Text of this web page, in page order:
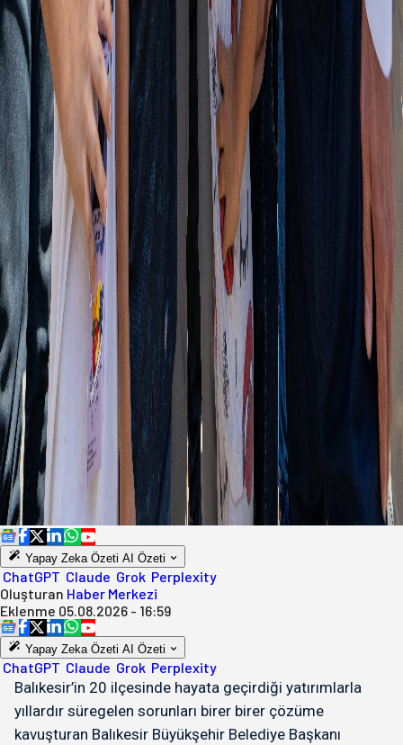
Yapay Zeka Özeti AI Özeti
ChatGPT Claude Grok Perplexity
Oluşturan Haber Merkezi
Eklenme 05.08.2026 - 16:59
Yapay Zeka Özeti AI Özeti
ChatGPT Claude Grok Perplexity
Balıkesir’in 20 ilçesinde hayata geçirdiği yatırımlarla
yıllardır süregelen sorunları birer birer çözüme
kavuşturan Balıkesir Büyükşehir Belediye Başkanı